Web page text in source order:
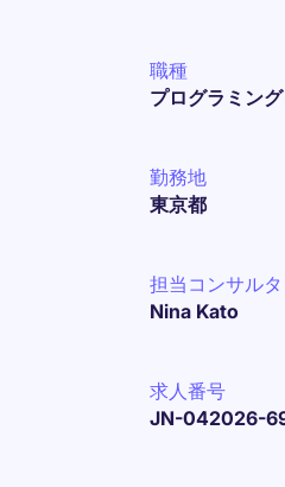
職種
プログラミン
勤務地
東京都
担当コンサルタ
Nina Kato
求人番号
JN-042026-